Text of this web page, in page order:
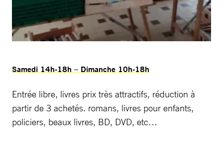
Samedi 14h-18h – Dimanche 10h-18h
Entrée libre, livres prix très attractifs, réduction à
partir de 3 achetés. romans, livres pour enfants,
policiers, beaux livres, BD, DVD, etc…